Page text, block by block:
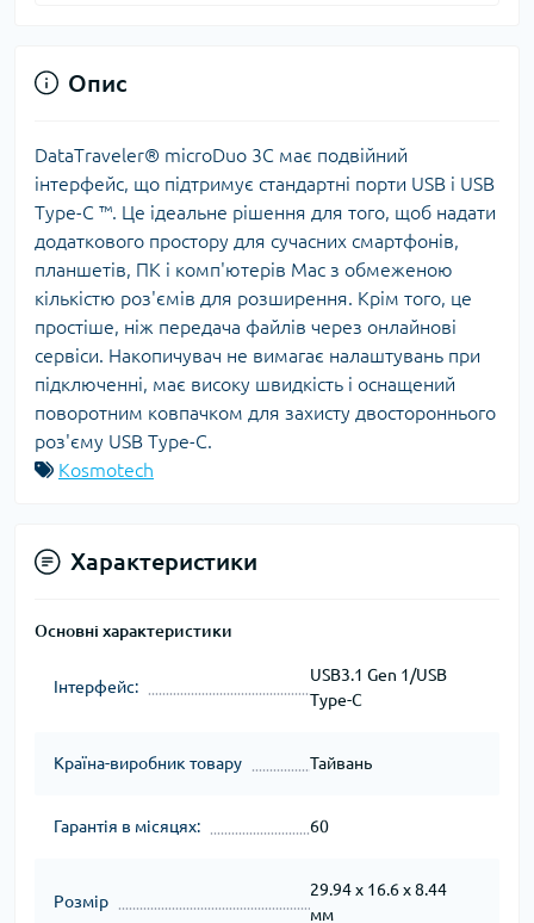
Опис
DataTraveler® microDuo 3C має подвійний
інтерфейс, що підтримує стандартні порти USB і USB
Type-C ™. Це ідеальне рішення для того, щоб надати
додаткового простору для сучасних смартфонів,
планшетів, ПК і комп'ютерів Mac з обмеженою
кількістю роз'ємів для розширення. Крім того, це
простіше, ніж передача файлів через онлайнові
сервіси. Накопичувач не вимагає налаштувань при
підключенні, має високу швидкість і оснащений
поворотним ковпачком для захисту двостороннього
роз'єму USB Type-C.
Kosmotech
Характеристики
Основні характеристики
Інтерфейс:
USB3.1 Gen 1/USB
Type-C
Країна-виробник товару Тайвань
Гарантія в місяцях: 60
Розмір
29.94 x 16.6 x 8.44
мм